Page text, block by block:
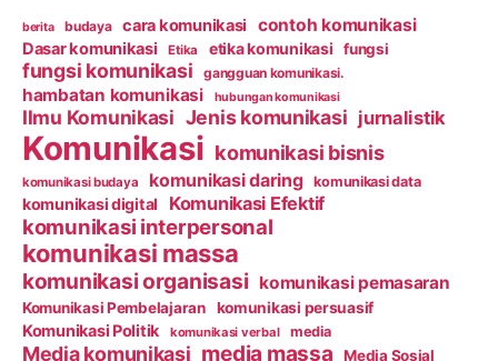
berita budaya cara komunikasi contoh komunikasi
Dasar komunikasi Etika etika komunikasi fungsi
fungsi komunikasi gangguan komunikasi.
hambatan komunikasi hubungan komunikasi
Ilmu Komunikasi Jenis komunikasi jurnalistik
Komunikasi komunikasi bisnis
komunikasi budaya komunikasi daring komunikasi data
komunikasi digital Komunikasi Efektif
komunikasi interpersonal
komunikasi massa
komunikasi organisasi komunikasi pemasaran
Komunikasi Pembelajaran komunikasi persuasif
Komunikasi Politik komunikasi verbal media
Media komunikasi media massa Media Sosial